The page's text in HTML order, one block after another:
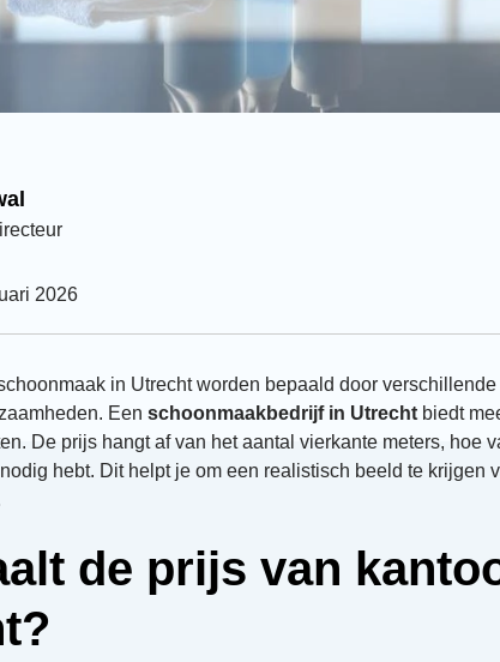
2026
in Utrecht worden bepaald door
Een schoonmaakbedrijf in Utrecht biedt
De prijs hangt af van het aantal vierkante meters, hoe
hebt. Dit helpt je om een realistisch beeld te krijgen
de prijs van